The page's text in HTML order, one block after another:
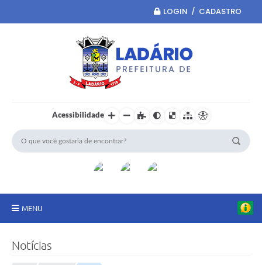
LOGIN / CADASTRO
Acessibilidade
MENU
Notícias